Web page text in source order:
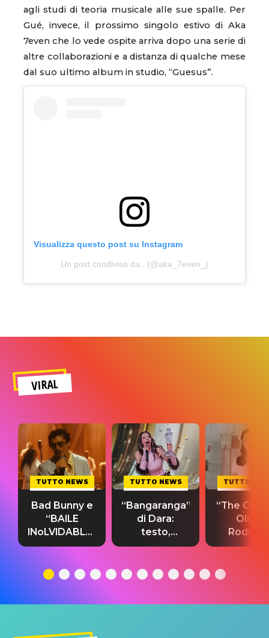
agli studi di teoria musicale alle sue spalle. Per
Gué, invece, il prossimo singolo estivo di Aka
7even che lo vede ospite arriva dopo una serie di
altre collaborazioni e a distanza di qualche mese
dal suo ultimo album in studio, “Guesus”.
Visualizza questo post su Instagram
Un post condiviso da . (@aka_7even_)
VIRAL
TUTTO NEWS
Bad Bunny e
“BAILE
INoLVIDABLE”:
testo,
significato
TUTTO NEWS
“Bangaranga”
di Dara:
testo,
traduzione e
del singolo
TUTTO
“The
Olivia
testo,